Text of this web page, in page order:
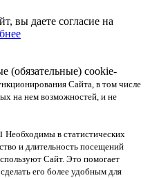
вы даете согласие на
(обязательные) cookie-
Сайта, в том числе
на нем возможностей, и не
Необходимы в статистических
и длительность посещений
Сайт. Это помогает
его более удобным для